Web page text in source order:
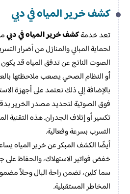
كشف خرير المياه في دبي
تعد خدمةكشف خرير المياه في دبي
لحماية المباني والمنازل من أضرار
الصوت الناتج عن تدفق المياه قد يكون
أو النظام الصحي يصعب ملاحظتها
بالإضافة إلي ذلك نعتمد على أجهزة
فوق الصوتية لتحديد مصدر الخرير
تكسير أو إتلاف الجدران. هذه التقنية
التسرب بسرعة وفعالية.
أيضًا الكشف المبكر عن خرير المياه
خفض فواتير الاستهلاك، والحفاظ على
سما كلين، تضمن راحة البال وحلاً
المخاطر المستقبلية.